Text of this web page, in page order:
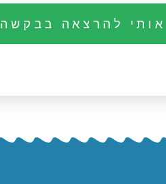
אותי להרצאה בבקשה